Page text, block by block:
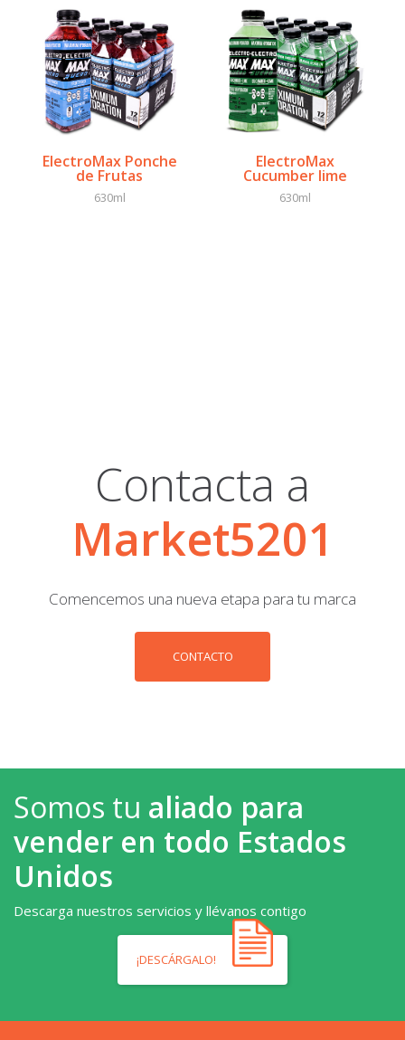
ElectroMax Ponche
de Frutas
630ml
ElectroMax
Cucumber lime
630ml
Contacta a
Market5201
Comencemos una nueva etapa para tu marca
CONTACTO
Somos tu aliado para
vender en todo Estados
Unidos
Descarga nuestros servicios y llévanos contigo
¡DESCÁRGALO!